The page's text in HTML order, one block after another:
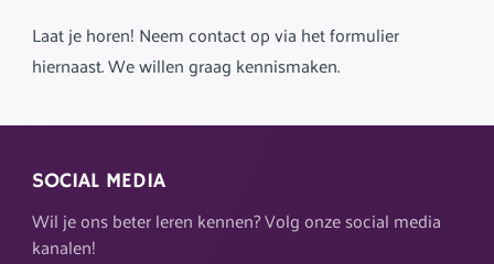
Laat je horen! Neem contact op via het formulier
hiernaast. We willen graag kennismaken.
SOCIAL MEDIA
Wil je ons beter leren kennen? Volg onze social media
kanalen!